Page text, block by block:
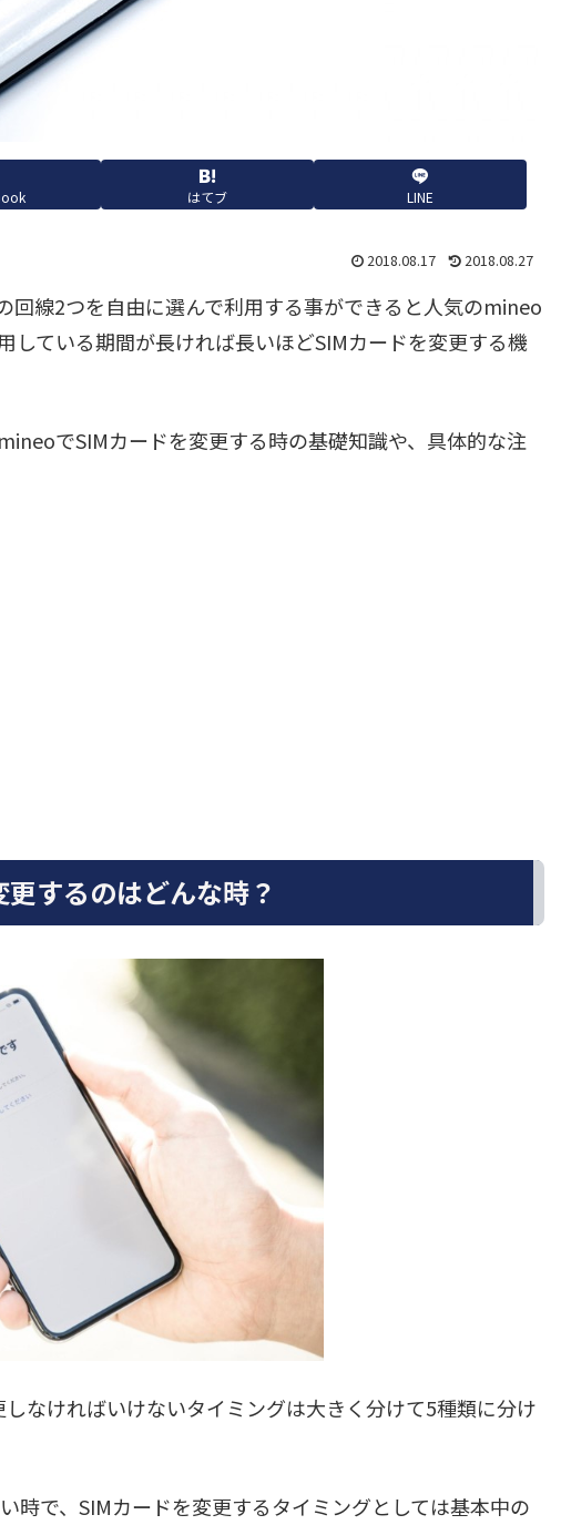
はてブ LINE
2018.08.17 2018.08.27
回線2つを自由に選んで利用する事ができると人気のmineo
している期間が長ければ長いほどSIMカードを変更する機
でSIMカードを変更する時の基礎知識や、具体的な注
するのはどんな時？
なければいけないタイミングは大きく分けて5種類に分け
時で、SIMカードを変更するタイミングとしては基本中の